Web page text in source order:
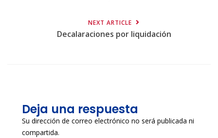
NEXT ARTICLE
Decalaraciones por liquidación
Deja una respuesta
Su dirección de correo electrónico no será publicada ni
compartida.